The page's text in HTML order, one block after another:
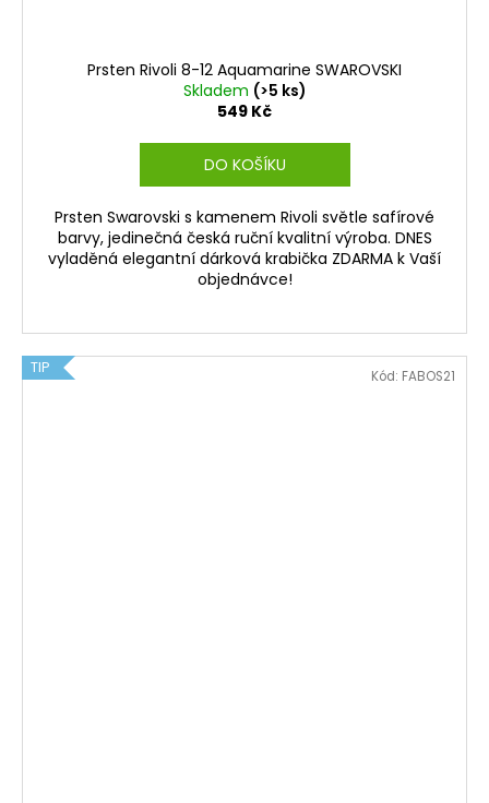
Prsten Rivoli 8-12 Aquamarine SWAROVSKI
Skladem (>5 ks)
549 Kč
DO KOŠÍKU
Prsten Swarovski s kamenem Rivoli světle safírové
barvy, jedinečná česká ruční kvalitní výroba. DNES
vyladěná elegantní dárková krabička ZDARMA k Vaší
objednávce!
TIP Kód: FABOS21